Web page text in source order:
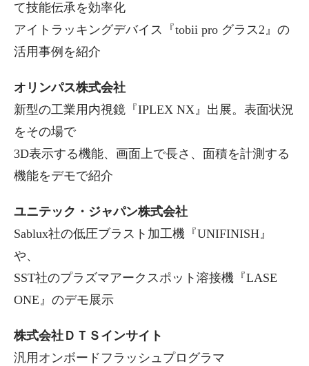
て技能伝承を効率化
アイトラッキングデバイス『tobii pro グラス2』の
活用事例を紹介
オリンパス株式会社
新型の工業用内視鏡『IPLEX NX』出展。表面状況
をその場で
3D表示する機能、画面上で長さ、面積を計測する
機能をデモで紹介
ユニテック・ジャパン株式会社
Sablux社の低圧ブラスト加工機『UNIFINISH』
や、
SST社のプラズマアークスポット溶接機『LASE
ONE』のデモ展示
株式会社ＤＴＳインサイト
汎用オンボードフラッシュプログラマ